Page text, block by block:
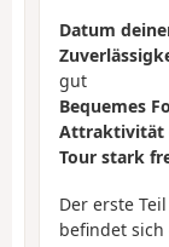
Datum
gut
Bequemes
Attraktivität
Tour stark
Der erste
befindet